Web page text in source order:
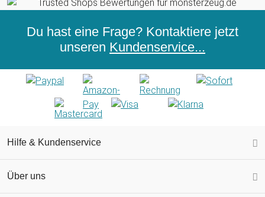
Du hast eine Frage? Kontaktiere jetzt
unseren Kundenservice...
Hilfe & Kundenservice
Über uns